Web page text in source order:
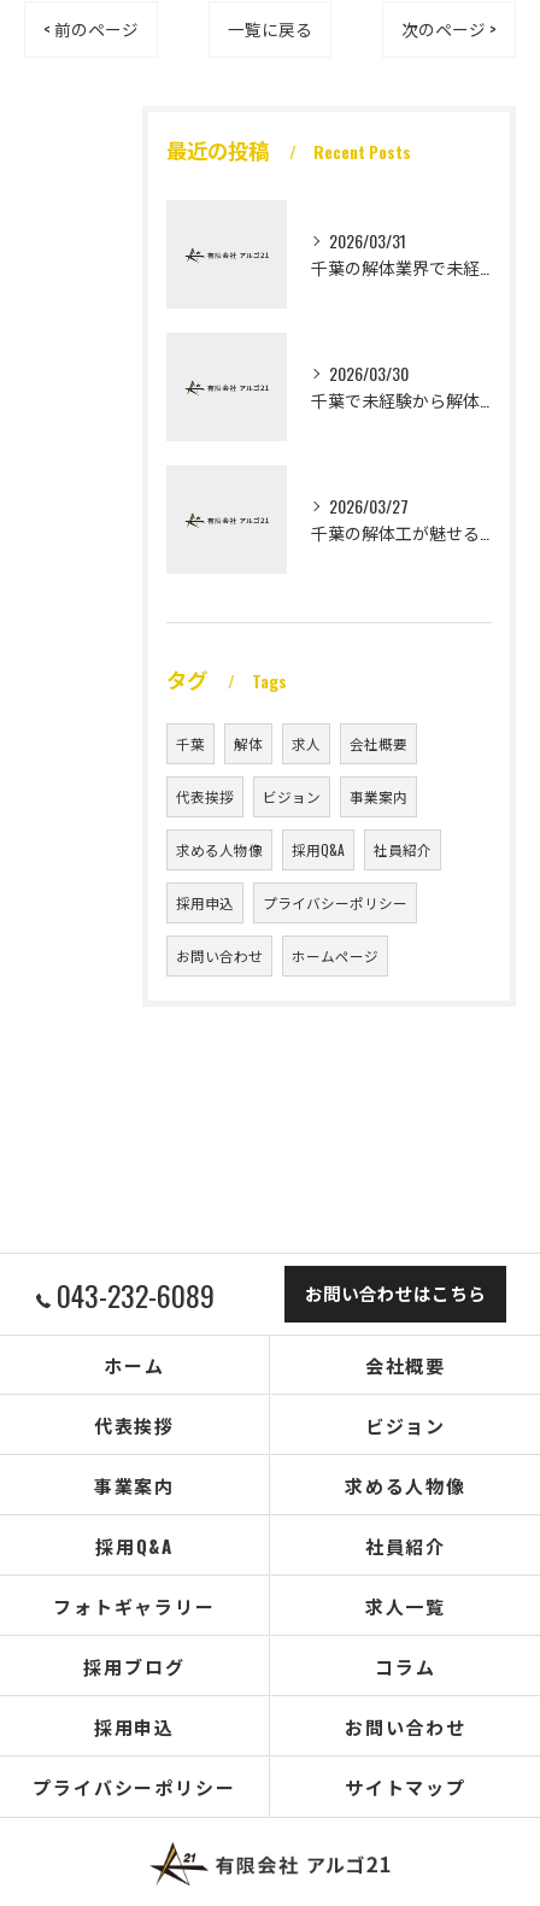
< 前のページ 一覧に戻る 次のページ >
最近の投稿 Recent Posts
2026/03/31
2026/03/30
2026/03/27
タグ Tags
千葉 解体 求人 会社概要
代表挨拶 ビジョン 事業案内
求める人物像 採用Q&A 社員紹介
採用申込 プライバシーポリシー
お問い合わせ ホームページ
043-232-6089 お問い合わせはこちら
ホーム 会社概要
代表挨拶 ビジョン
事業案内 求める人物像
採用Q&A 社員紹介
フォトギャラリー 求人一覧
採用ブログ コラム
採用申込 お問い合わせ
プライバシーポリシー サイトマップ